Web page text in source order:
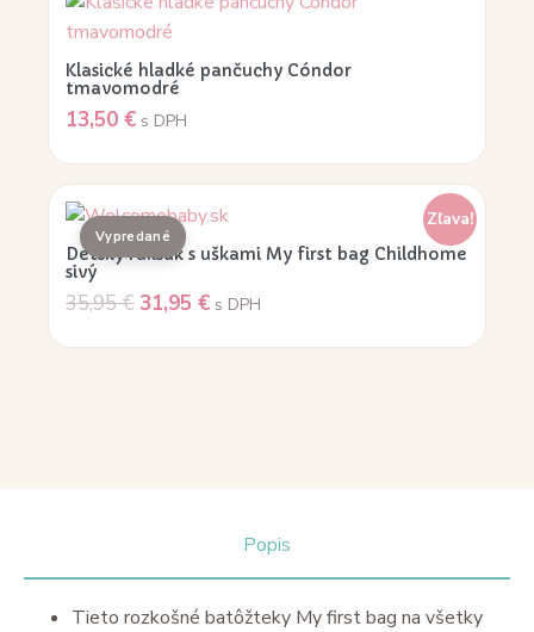
Klasické hladké pančuchy Cóndor
tmavomodré
13,50 € s DPH
Zľava!
Detský ruksak s uškami My first bag Childhome
sivý
35,95€ 31,95 € s DPH
Popis
Tieto rozkošné batôžteky My first bag na všetky